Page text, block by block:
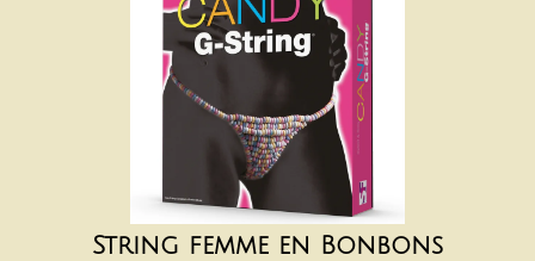
String femme en Bonbons